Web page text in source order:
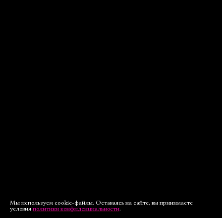
Мы используем cookie-файлы. Оставаясь на сайте, вы принимаете
условия политики конфиденциальности.